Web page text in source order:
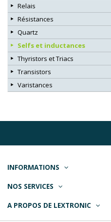
Relais
Résistances
Quartz
Selfs et inductances
Thyristors et Triacs
Transistors
Varistances
INFORMATIONS
NOS SERVICES
A PROPOS DE LEXTRONIC